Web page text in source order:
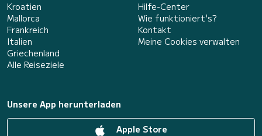
Kroatien
Mallorca
Frankreich
Italien
Griechenland
Alle Reiseziele
Hilfe-Center
Wie funktioniert's?
Kontakt
Meine Cookies verwalten
Unsere App herunterladen
Apple Store